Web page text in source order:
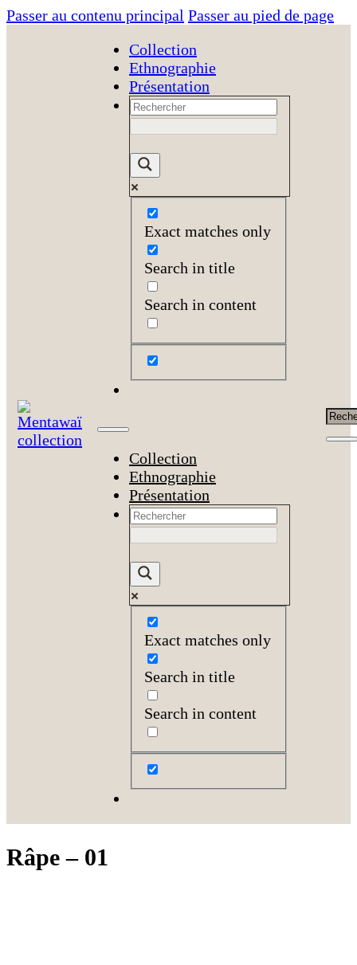
Passer au contenu principal Passer au pied de page
Collection
Ethnographie
Présentation
Exact matches only
Search in title
Search in content
Collection
Ethnographie
Présentation
Exact matches only
Search in title
Search in content
Râpe – 01